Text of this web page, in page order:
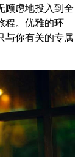
顾虑地投入到全
程。优雅的环
与你有关的专属